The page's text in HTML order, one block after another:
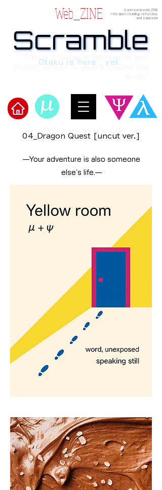
Welcome to μ's Ark!
Web_ZINE
A personal web ZINE
ーfor quiet reading, reflection,
and explosion
Scramble
Scramble
human, written in verses beyond the
Otaku is here , yet.
04_Dragon Quest [uncut ver.]
—Your adventure is also someone
else's life.—